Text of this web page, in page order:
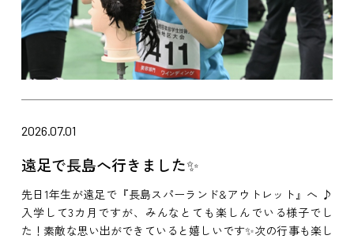
2026.07.01
遠足で長島へ行きました✨
先日1年生が遠足で『長島スパーランド&アウトレット』へ ♪
入学して3カ月ですが、みんなとても楽しんでいる様子でし
た！素敵な思い出ができていると嬉しいです✨次の行事も楽し